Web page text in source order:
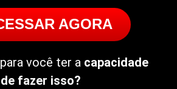
AGORA
você ter a capacidade
de fazer isso?